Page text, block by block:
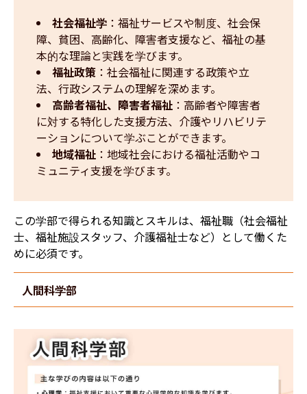
社会福祉学 ：福祉サービスや制度、社会保
障、貧困、高齢化、障害者支援など、福祉の基
本的な理論と実践を学びます。
福祉政策 ：社会福祉に関連する政策や立
法、行政システムの理解を深めます。
高齢者福祉、障害者福祉 ：高齢者や障害者
に対する特化した支援方法、介護やリハビリテ
ーションについて学ぶことができます。
地域福祉 ：地域社会における福祉活動やコ
ミュニティ支援を学びます。
この学部で得られる知識とスキルは、福祉職（社会福祉
士、福祉施設スタッフ、介護福祉士など）として働くた
めに必須です。
人間科学部